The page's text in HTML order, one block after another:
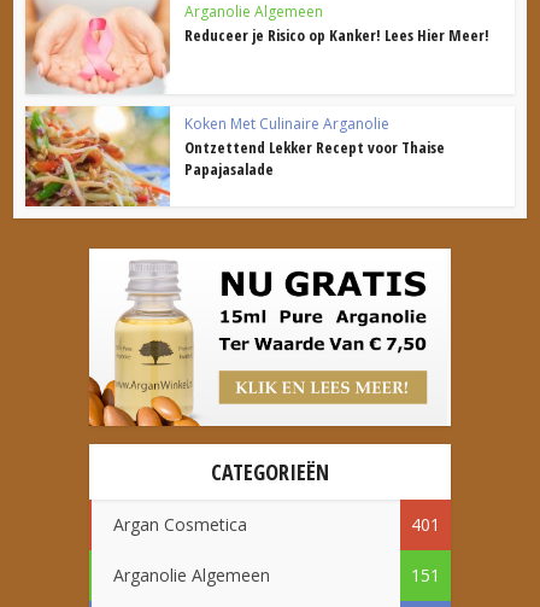
Arganolie Algemeen
Reduceer je Risico op Kanker! Lees Hier Meer!
Koken Met Culinaire Arganolie
Ontzettend Lekker Recept voor Thaise
Papajasalade
CATEGORIEËN
Argan Cosmetica 401
Arganolie Algemeen 151